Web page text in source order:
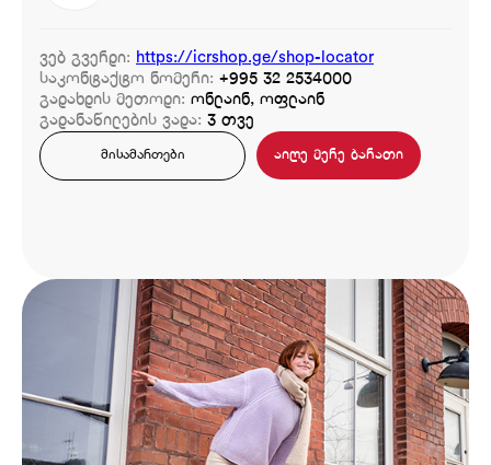
ვებ გვერდი: https://icrshop.ge/shop-locator
საკონტაქტო ნომერი: +995 32 2534000
გადახდის მეთოდი: ონლაინ, ოფლაინ
გადანაწილების ვადა: 3 თვე
მისამართები აიღე მერე ბარათი